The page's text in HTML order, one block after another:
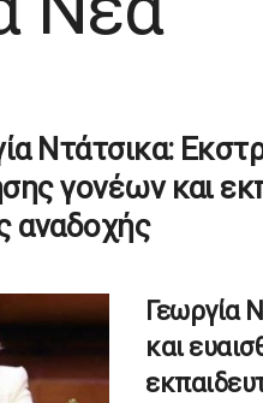
Ντάτσικα:
γονέων και
αναδοχής
Γεωργία
και